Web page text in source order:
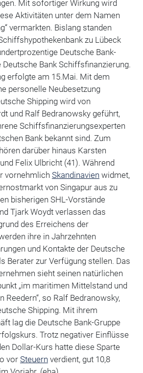
Mit sofortiger Wirkung wird
Aktivitäten unter dem Namen
vermarkten. Bislang standen
zu Lübeck
Deutsche Bank-
Bank Schiffsfinanzierung.
erfolgte am 15.Mai. Mit dem
personelle Neubesetzung
Shipping wird von
und Ralf Bedranowsky geführt,
Schiffsfinanzierungsexperten
Bank bekannt sind. Zum
darüber hinaus Karsten
Felix Ulbricht (41). Während
vornehmlich Skandinavien widmet,
von Singapur aus zu
bisherigen SHL-Vorstände
Tjark Woydt verlassen das
des Erreichens der
ihre in Jahrzehnten
und Kontakte der Deutsche
Berater zur Verfügung stellen. Das
sieht seinen natürlichen
„im maritimen Mittelstand und
Reedern“, so Ralf Bedranowsky,
Shipping. Mit ihrem
lag die Deutsche Bank-Gruppe
Trotz negativer Einflüsse
Dollar-Kurs hatte diese Sparte
vor Steuern verdient, gut 10,8